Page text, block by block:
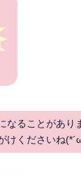
なることがあり
けくださいね